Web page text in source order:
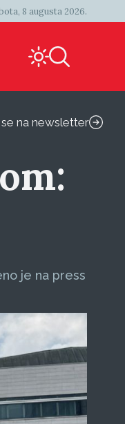
8 augusta 2026.
na newsletter
je na press